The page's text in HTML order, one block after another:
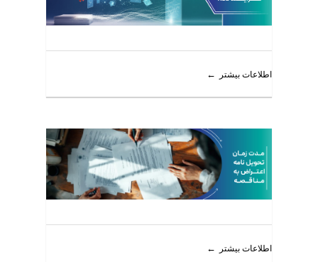
اطلاعات بیشتر
اطلاعات بیشتر